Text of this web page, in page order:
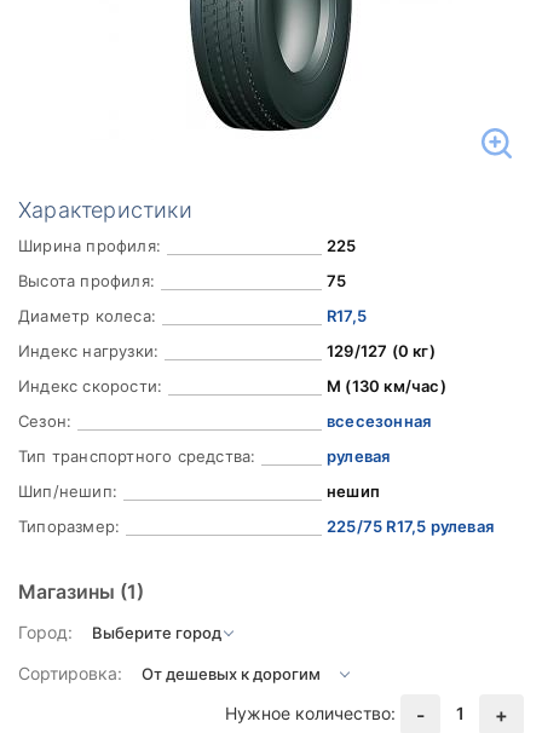
Характеристики
Ширина профиля:
225
Высота профиля:
75
Диаметр колеса:
R17,5
Индекс нагрузки:
129/127 (0 кг)
Индекс скорости:
M (130 км/час)
Сезон:
всесезонная
Тип транспортного средства:
рулевая
Шип/нешип:
нешип
Типоразмер:
225/75 R17,5 рулевая
Магазины (1)
Город:
Сортировка:
Нужное количество:
- 1 +